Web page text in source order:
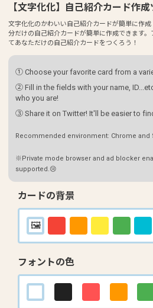
【文字化化】自己紹介カード作成
文字化化のかわいい自己紹介カードが簡単に作
分だけの自己紹介カードが簡単に作成できます
てあなただけの自己紹介カードをつくろう！
① Choose your favorite card from a
② Fill in the fields with your name,
who you are!
③ Share it on Twitter! It'll be easier to
Recommended environment: Chrome and
※Private mode browser and ad blocker
supported.😢
カードの背景
フォントの色